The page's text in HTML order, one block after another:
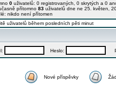
0 uživatelů: 0 registrovaných, 0 skrytých a 0
přítomno 83 uživatelů dne ne 25. květen,
nikdo není přítomen
uživatelů během posledních pěti minut
Heslo:
Nové příspěvky